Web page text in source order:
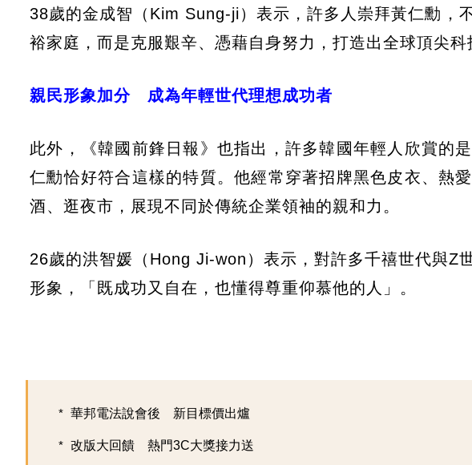
38歲的金成智（Kim Sung-ji）表示，許多人崇拜黃仁勳，
裕家庭，而是克服艱辛、憑藉自身努力，打造出全球頂尖科
親民形象加分 成為年輕世代理想成功者
此外，《韓國前鋒日報》也指出，許多韓國年輕人欣賞的
仁勳恰好符合這樣的特質。他經常穿著招牌黑色皮衣、熱
酒、逛夜市，展現不同於傳統企業領袖的親和力。
26歲的洪智媛（Hong Ji-won）表示，對許多千禧世代與Z
形象，「既成功又自在，也懂得尊重仰慕他的人」。
華邦電法說會後 新目標價出爐
改版大回饋 熱門3C大獎接力送